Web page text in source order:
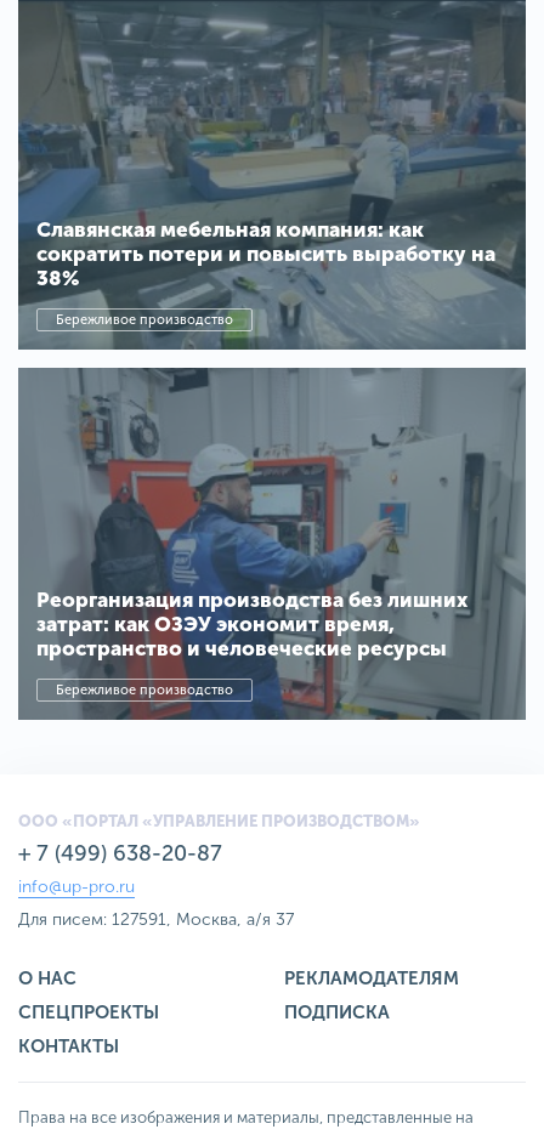
Славянская мебельная компания: как
сократить потери и повысить выработку на
38%
Бережливое производство
Реорганизация производства без лишних
затрат: как ОЗЭУ экономит время,
пространство и человеческие ресурсы
Бережливое производство
ООО «ПОРТАЛ «УПРАВЛЕНИЕ ПРОИЗВОДСТВОМ»
+ 7 (499) 638-20-87
info@up-pro.ru
Для писем: 127591, Москва, а/я 37
О НАС
РЕКЛАМОДАТЕЛЯМ
СПЕЦПРОЕКТЫ
ПОДПИСКА
КОНТАКТЫ
Права на все изображения и материалы, представленные на